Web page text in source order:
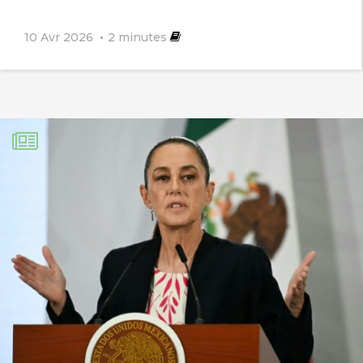
Serge Rochain 27 août 2025
Monsieur Kahn,
Non en France les études ne sont pas
financées par EDF mais sont l’objet de
thèses universitaires, ou émanent de
cabinets spécialisés comme Carbon 4
par exemple. Les véhicules électriques
en Europe ou aux USA et même partout
10 Avr 2026 2 minutes